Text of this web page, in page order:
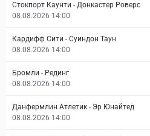
Стокпорт Каунти - Донкастер Роверс
08.08.2026 14:00
Кардифф Сити - Суиндон Таун
08.08.2026 14:00
Бромли - Рединг
08.08.2026 14:00
Данфермлин Атлетик - Эр Юнайтед
08.08.2026 14:00